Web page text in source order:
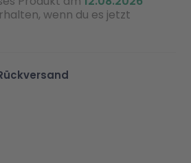
wenn du es jetzt